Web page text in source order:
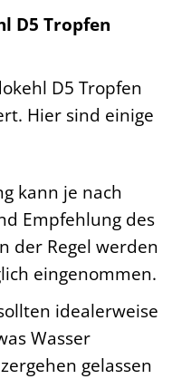
D5 Tropfen
D5 Tropfen
Hier sind einige
kann je nach
Empfehlung des
der Regel werden
eingenommen.
idealerweise
Wasser
gelassen